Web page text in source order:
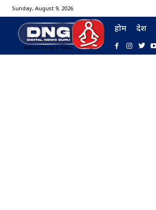
Sunday, August 9, 2026
होम देश